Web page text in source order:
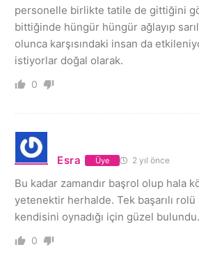
personelle birlikte tatile de gittiğini
bittiğinde hüngür hüngür ağlayıp
olunca karşısındaki insan da
istiyorlar doğal olarak.
0
Esra Üye 2 yıl önce
Bu kadar zamandır başrol olup hala
yetenektir herhalde. Tek başarılı
kendisini oynadığı için güzel bulundu.
0